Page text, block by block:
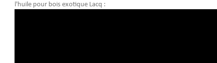
l'huile pour bois exotique Lacq :